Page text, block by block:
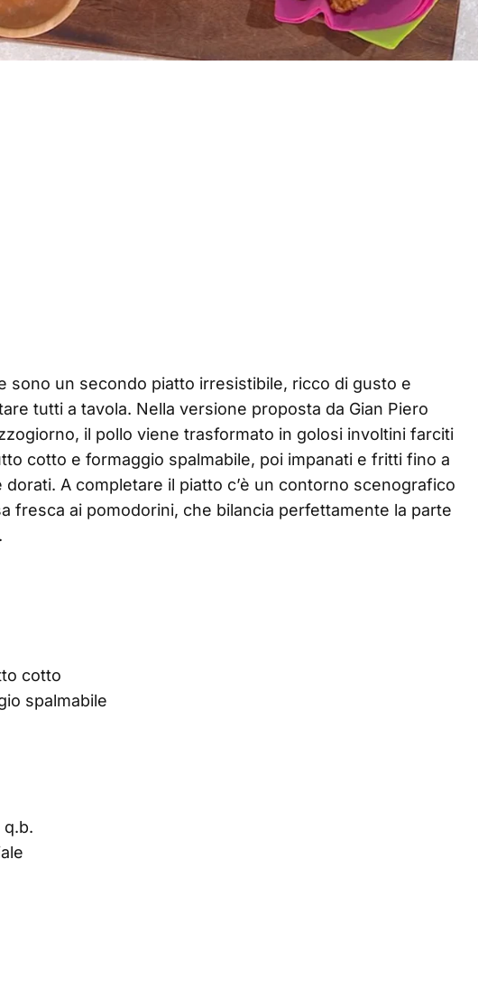
sono un secondo piatto irresistibile, ricco di gusto e
tutti a tavola. Nella versione proposta da Gian Piero
il pollo viene trasformato in golosi involtini farciti
cotto e formaggio spalmabile, poi impanati e fritti fino a
A completare il piatto c’è un contorno scenografico
fresca ai pomodorini, che bilancia perfettamente la parte
cotto
spalmabile